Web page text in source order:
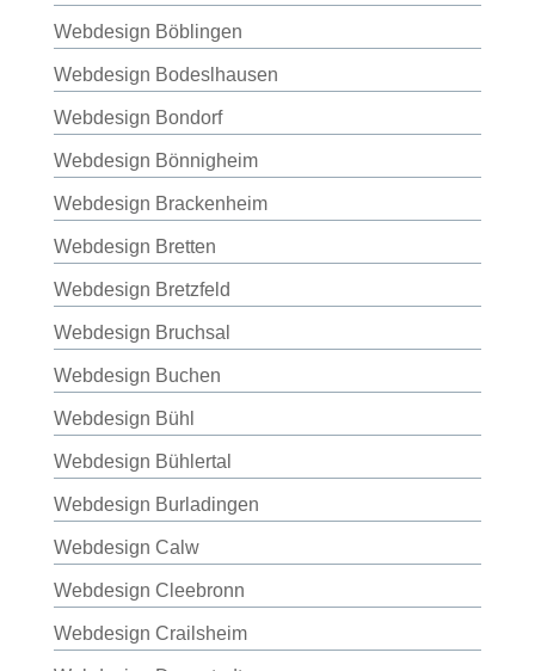
Webdesign Böblingen
Webdesign Bodeslhausen
Webdesign Bondorf
Webdesign Bönnigheim
Webdesign Brackenheim
Webdesign Bretten
Webdesign Bretzfeld
Webdesign Bruchsal
Webdesign Buchen
Webdesign Bühl
Webdesign Bühlertal
Webdesign Burladingen
Webdesign Calw
Webdesign Cleebronn
Webdesign Crailsheim